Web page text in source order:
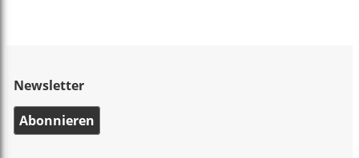
Newsletter
Abonnieren